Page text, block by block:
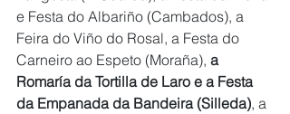
e Festa do Albariño (Cambados), a
Feira do Viño do Rosal, a Festa do
Carneiro ao Espeto (Moraña), a
Romaría da Tortilla de Laro e a Festa
da Empanada da Bandeira (Silleda), a